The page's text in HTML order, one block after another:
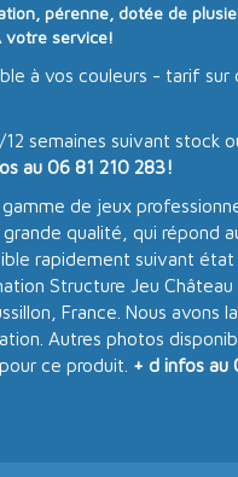
pérenne, dotée de
votre service!
à vos couleurs - tarif sur
12 semaines suivant stock
au 06 81 210 283!
de jeux
qualité, qui répond
rapidement suivant
Structure Jeu Château
France. Nous avons
Autres photos
ce produit. + d infos au